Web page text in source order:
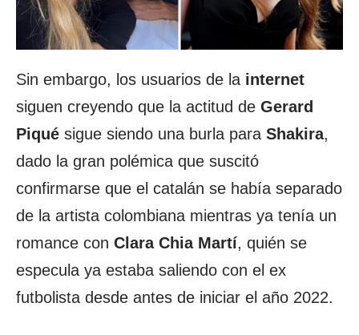
Sin embargo, los usuarios de la internet
siguen creyendo que la actitud de Gerard
Piqué sigue siendo una burla para Shakira,
dado la gran polémica que suscitó
confirmarse que el catalán se había separado
de la artista colombiana mientras ya tenía un
romance con Clara Chia Martí, quién se
especula ya estaba saliendo con el ex
futbolista desde antes de iniciar el año 2022.